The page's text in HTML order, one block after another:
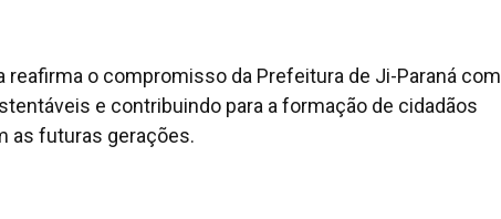
reafirma o compromisso da Prefeitura de Ji-Paraná com
e contribuindo para a formação de cidadãos
as futuras gerações.